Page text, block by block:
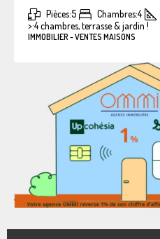
Pièces:5 Chambres:4
>:4 chambres, terrasse & jardin !
IMMOBILIER - VENTES MAISONS